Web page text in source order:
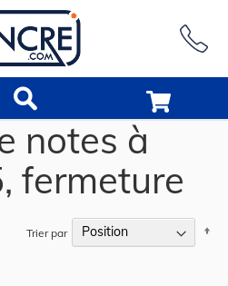
notes à
fermeture
Trier par